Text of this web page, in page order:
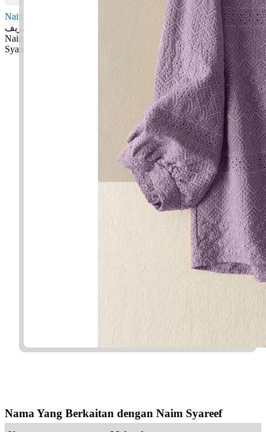
Naim Syareef
نعيم شريف
Naim: Kesenangan, kenikmatan
Syareef: Mulia
✚ Baju Baby Custom Nama 'Naim Syareef'
Nama Yang Berkaitan dengan Naim Syareef